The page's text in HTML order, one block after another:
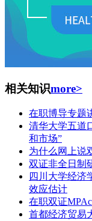
相关知识more>
在职博导专题
清华大学五道
和市场”
为什么网上说
双证非全日制
四川大学经济
效应估计
在职双证
首都经济贸易